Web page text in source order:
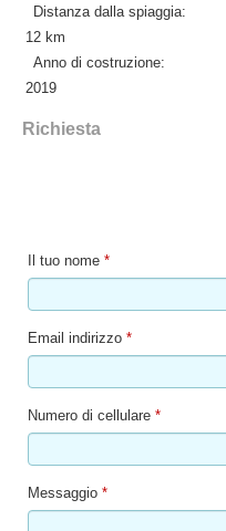
Distanza dalla spiaggia:
12 km
Anno di costruzione:
2019
Richiesta
Il tuo nome *
Email indirizzo *
Numero di cellulare *
Messaggio *